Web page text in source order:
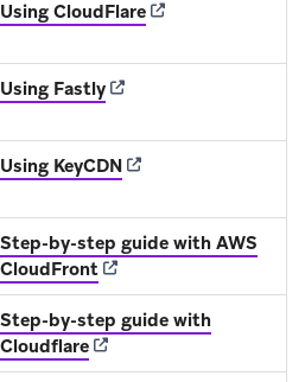
Using CloudFlare(opens in new tab)
Using Fastly(opens in new tab)
Using KeyCDN(opens in new tab)
Step-by-step guide with AWS
CloudFront(opens in new tab)
Step-by-step guide with
Cloudflare(opens in new tab)